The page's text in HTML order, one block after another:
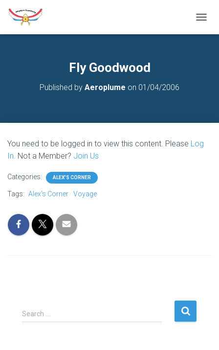
O
I
Fly Goodwood
Published by Aeroplume on 01/04/2006
You need to be logged in to view this content. Please Log
In. Not a Member? Join Us
Categories: ALEX'S CORNER
Tags: Alex's Corner Voyage
S
e
Search …